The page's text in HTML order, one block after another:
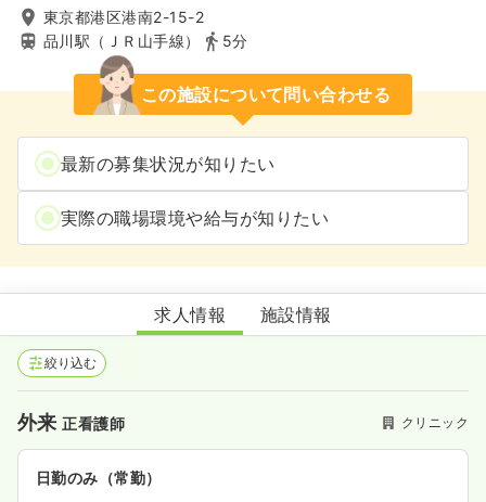
東京都港区港南2-15-2
品川駅（ＪＲ山手線）
5分
この施設について問い合わせる
最新の募集状況が知りたい
実際の職場環境や給与が知りたい
にしたんARTクリニック品川院
求人情報 施設情報
絞り込む
外来正看護師 クリニック
日勤のみ（常勤）